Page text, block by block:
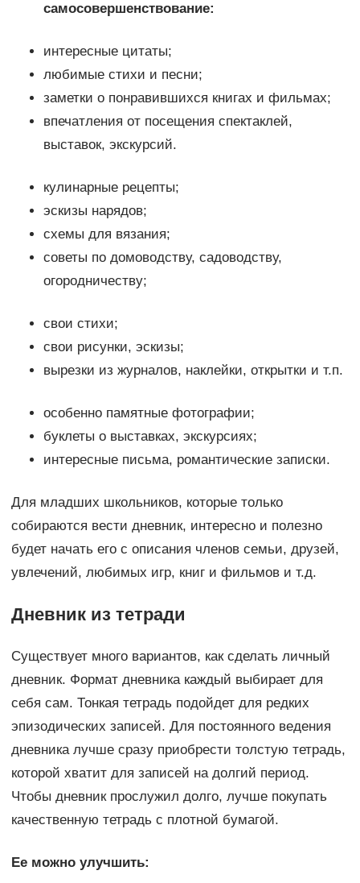
самосовершенствование:
интересные цитаты;
любимые стихи и песни;
заметки о понравившихся книгах и фильмах;
впечатления от посещения спектаклей,
выставок, экскурсий.
кулинарные рецепты;
эскизы нарядов;
схемы для вязания;
советы по домоводству, садоводству,
огородничеству;
свои стихи;
свои рисунки, эскизы;
вырезки из журналов, наклейки, открытки и т.п.
особенно памятные фотографии;
буклеты о выставках, экскурсиях;
интересные письма, романтические записки.
Для младших школьников, которые только
собираются вести дневник, интересно и полезно
будет начать его с описания членов семьи, друзей,
увлечений, любимых игр, книг и фильмов и т.д.
Дневник из тетради
Существует много вариантов, как сделать личный
дневник. Формат дневника каждый выбирает для
себя сам. Тонкая тетрадь подойдет для редких
эпизодических записей. Для постоянного ведения
дневника лучше сразу приобрести толстую тетрадь,
которой хватит для записей на долгий период.
Чтобы дневник прослужил долго, лучше покупать
качественную тетрадь с плотной бумагой.
Ее можно улучшить: